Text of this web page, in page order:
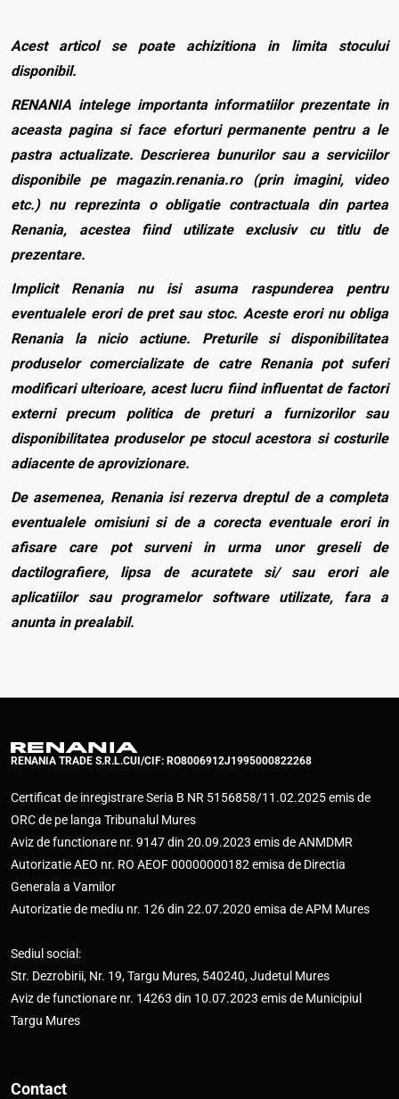
Acest articol se poate achizitiona in limita stocului
disponibil.
RENANIA intelege importanta informatiilor prezentate in
aceasta pagina si face eforturi permanente pentru a le
pastra actualizate. Descrierea bunurilor sau a serviciilor
disponibile pe magazin.renania.ro (prin imagini, video
etc.) nu reprezinta o obligatie contractuala din partea
Renania, acestea fiind utilizate exclusiv cu titlu de
prezentare.
Implicit Renania nu isi asuma raspunderea pentru
eventualele erori de pret sau stoc. Aceste erori nu obliga
Renania la nicio actiune. Preturile si disponibilitatea
produselor comercializate de catre Renania pot suferi
modificari ulterioare, acest lucru fiind influentat de factori
externi precum politica de preturi a furnizorilor sau
disponibilitatea produselor pe stocul acestora si costurile
adiacente de aprovizionare.
De asemenea, Renania isi rezerva dreptul de a completa
eventualele omisiuni si de a corecta eventuale erori in
afisare care pot surveni in urma unor greseli de
dactilografiere, lipsa de acuratete si/ sau erori ale
aplicatiilor sau programelor software utilizate, fara a
anunta in prealabil.
RENANIA TRADE S.R.L.CUI/CIF: RO8006912J1995000822268
Certificat de inregistrare Seria B NR 5156858/11.02.2025 emis de
ORC de pe langa Tribunalul Mures
Aviz de functionare nr. 9147 din 20.09.2023 emis de ANMDMR
Autorizatie AEO nr. RO AEOF 00000000182 emisa de Directia
Generala a Vamilor
Autorizatie de mediu nr. 126 din 22.07.2020 emisa de APM Mures
Sediul social:
Str. Dezrobirii, Nr. 19, Targu Mures, 540240, Judetul Mures
Aviz de functionare nr. 14263 din 10.07.2023 emis de Municipiul
Targu Mures
Contact